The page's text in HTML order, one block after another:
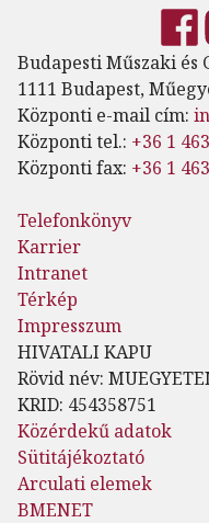
Budapesti Műszaki és
1111 Budapest,
Központi e-mail cím:
Központi tel.: +36 1
Központi fax: +36 1
Telefonkönyv
Karrier
Intranet
Térkép
Impresszum
HIVATALI KAPU
Rövid név:
KRID: 454358751
Közérdekű adatok
Sütitájékoztató
Arculati elemek
BMENET